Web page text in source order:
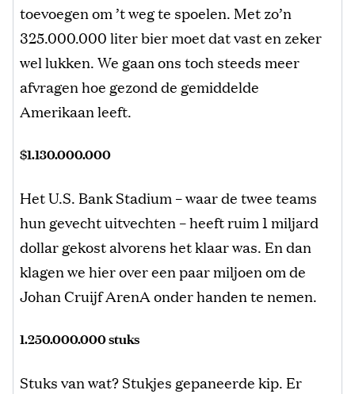
toevoegen om ’t weg te spoelen. Met zo’n
325.000.000 liter bier moet dat vast en zeker
wel lukken. We gaan ons toch steeds meer
afvragen hoe gezond de gemiddelde
Amerikaan leeft.
$1.130.000.000
Het U.S. Bank Stadium – waar de twee teams
hun gevecht uitvechten – heeft ruim 1 miljard
dollar gekost alvorens het klaar was. En dan
klagen we hier over een paar miljoen om de
Johan Cruijf ArenA onder handen te nemen.
1.250.000.000 stuks
Stuks van wat? Stukjes gepaneerde kip. Er